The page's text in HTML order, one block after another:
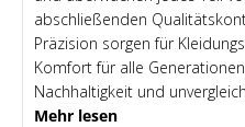
abschließenden
Präzision sorgen für
Komfort für alle
Nachhaltigkeit und
Mehr lesen